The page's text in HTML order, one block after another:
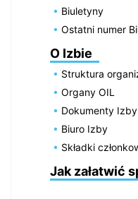
Biuletyny
Ostatni numer
O Izbie
Struktura
Organy OIL
Dokumenty Izby
Biuro Izby
Składki
Jak załatwić